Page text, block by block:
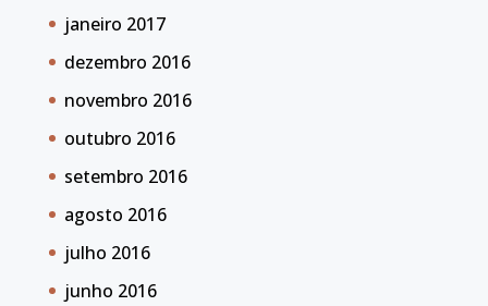
janeiro 2017
dezembro 2016
novembro 2016
outubro 2016
setembro 2016
agosto 2016
julho 2016
junho 2016